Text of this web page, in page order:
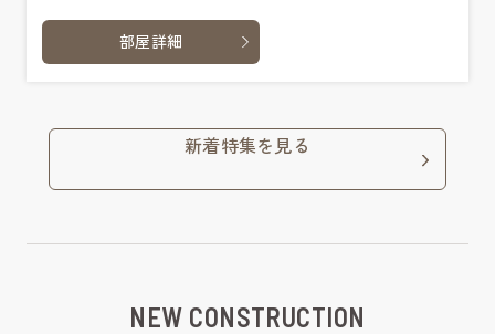
部屋詳細
新着特集を見る
NEW CONSTRUCTION